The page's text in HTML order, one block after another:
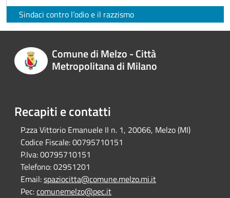
Sindaci contro l’odio e il razzismo
Comune di Melzo - Città
Metropolitana di Milano
Recapiti e contatti
P.zza Vittorio Emanuele II n. 1, 20066, Melzo (MI)
Codice Fiscale:00795710151
P.Iva:00795710151
Telefono:02951201
Email:spaziocitta@comune.melzo.mi.it
Pec:comunemelzo@pec.it